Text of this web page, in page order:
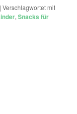
|Verschlagwortet mit
,Snacks für